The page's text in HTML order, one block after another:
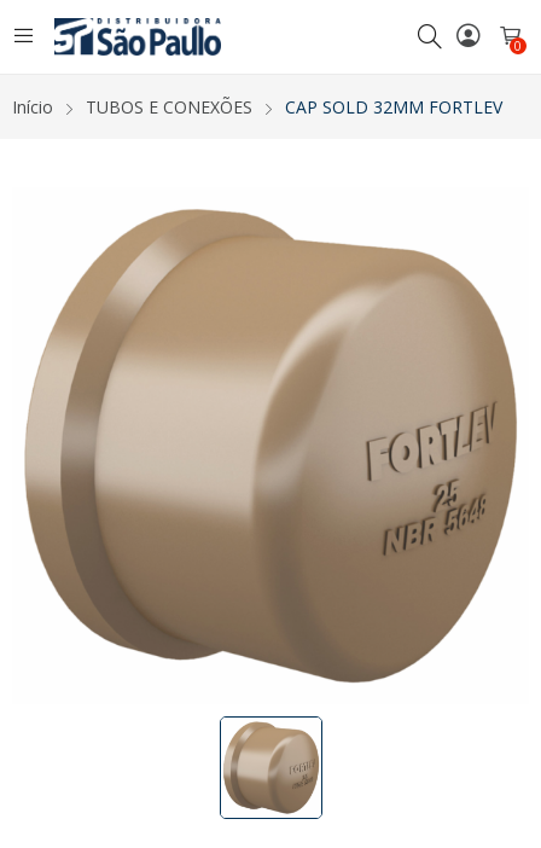
0
Início TUBOS E CONEXÕES CAP SOLD 32MM FORTLEV